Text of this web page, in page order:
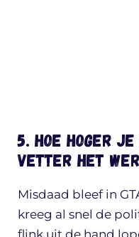
5. Hoe hoger
vetter het
Misdaad bleef in
kreeg al snel de
flink uit de hand